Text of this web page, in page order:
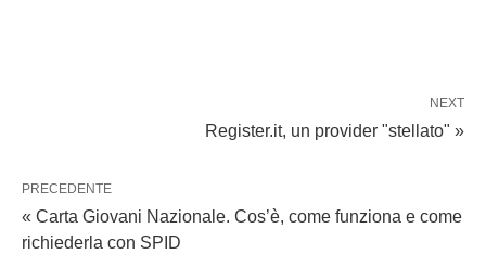
NEXT
Register.it, un provider "stellato" »
PRECEDENTE
« Carta Giovani Nazionale. Cos’è, come funziona e come
richiederla con SPID